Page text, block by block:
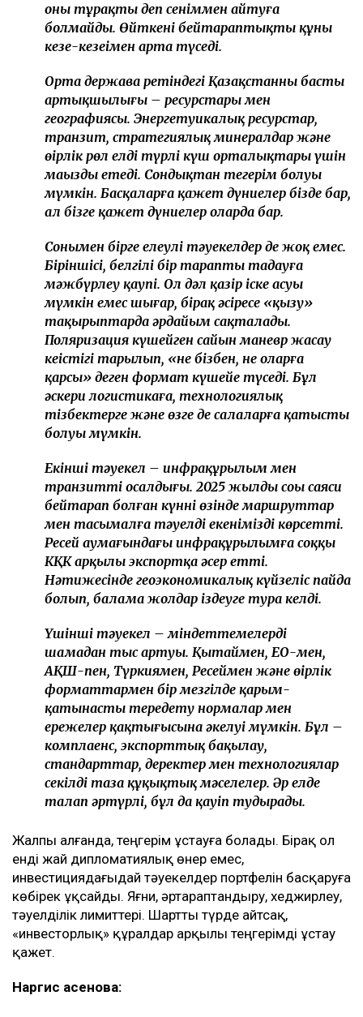
оны тұрақты деп сеніммен айтуға
болмайды. Өйткені бейтараптықтың құны
кезең-кезеңімен арта түседі.
Орта держава ретіндегі Қазақстанның басты
артықшылығы – ресурстары мен
географиясы. Энергетуикалық ресурстар,
транзит, стратегиялық минералдар және
өңірлік рөл елді түрлі күш орталықтары үшін
маңызды етеді. Сондықтан теңгерім болуы
мүмкін. Басқаларға қажет дүниелер бізде бар,
ал бізге қажет дүниелер оларда бар.
Сонымен бірге елеулі тәуекелдер де жоқ емес.
Біріншісі, белгілі бір тарапты таңдауға
мәжбүрлеу қаупі. Ол дәл қазір іске асуы
мүмкін емес шығар, бірақ әсіресе «қызу»
тақырыптарда әрдайым сақталады.
Поляризация күшейген сайын маневр жасау
кеңістігі тарылып, «не бізбен, не оларға
қарсы» деген формат күшейе түседі. Бұл
әскери логистикаға, технологиялық
тізбектерге және өзге де салаларға қатысты
болуы мүмкін.
Екінші тәуекел – инфрақұрылым мен
транзиттің осалдығы. 2025 жылдың соңы саяси
бейтарап болған күннің өзінде маршруттар
мен тасымалға тәуелді екенімізді көрсетті.
Ресей аумағындағы инфрақұрылымға соққы
КҚК арқылы экспортқа әсер етті.
Нәтижесінде геоэкономикалық күйзеліс пайда
болып, балама жолдар іздеуге тура келді.
Үшінші тәуекел – міндеттемелердің
шамадан тыс артуы. Қытаймен, ЕО-мен,
АҚШ-пен, Түркиямен, Ресеймен және өңірлік
форматтармен бір мезгілде қарым-
қатынасты тереңдету нормалар мен
ережелер қақтығысына әкелуі мүмкін. Бұл –
комплаенс, экспорттық бақылау,
стандарттар, деректер мен технологиялар
секілді таза құқықтық мәселелер. Әр елде
талап әртүрлі, бұл да қауіп тудырады.
Жалпы алғанда, теңгерім ұстауға болады. Бірақ ол
енді жай дипломатиялық өнер емес,
инвестициядағыдай тәуекелдер портфелін басқаруға
көбірек ұқсайды. Яғни, әртараптандыру, хеджирлеу,
тәуелділік лимиттері. Шартты түрде айтсақ,
«инвесторлық» құралдар арқылы теңгерімді ұстау
қажет.
Наргис Қасенова: